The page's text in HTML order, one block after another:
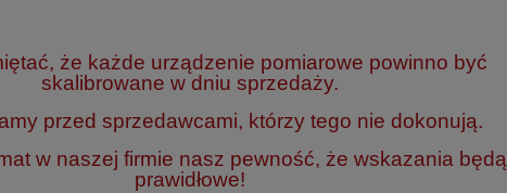
że każde urządzenie pomiarowe powinno być
skalibrowane w dniu sprzedaży.
przed sprzedawcami, którzy tego nie dokonują.
w naszej firmie nasz pewność, że wskazania będą
prawidłowe!